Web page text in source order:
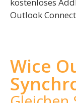
Outlook
Wice